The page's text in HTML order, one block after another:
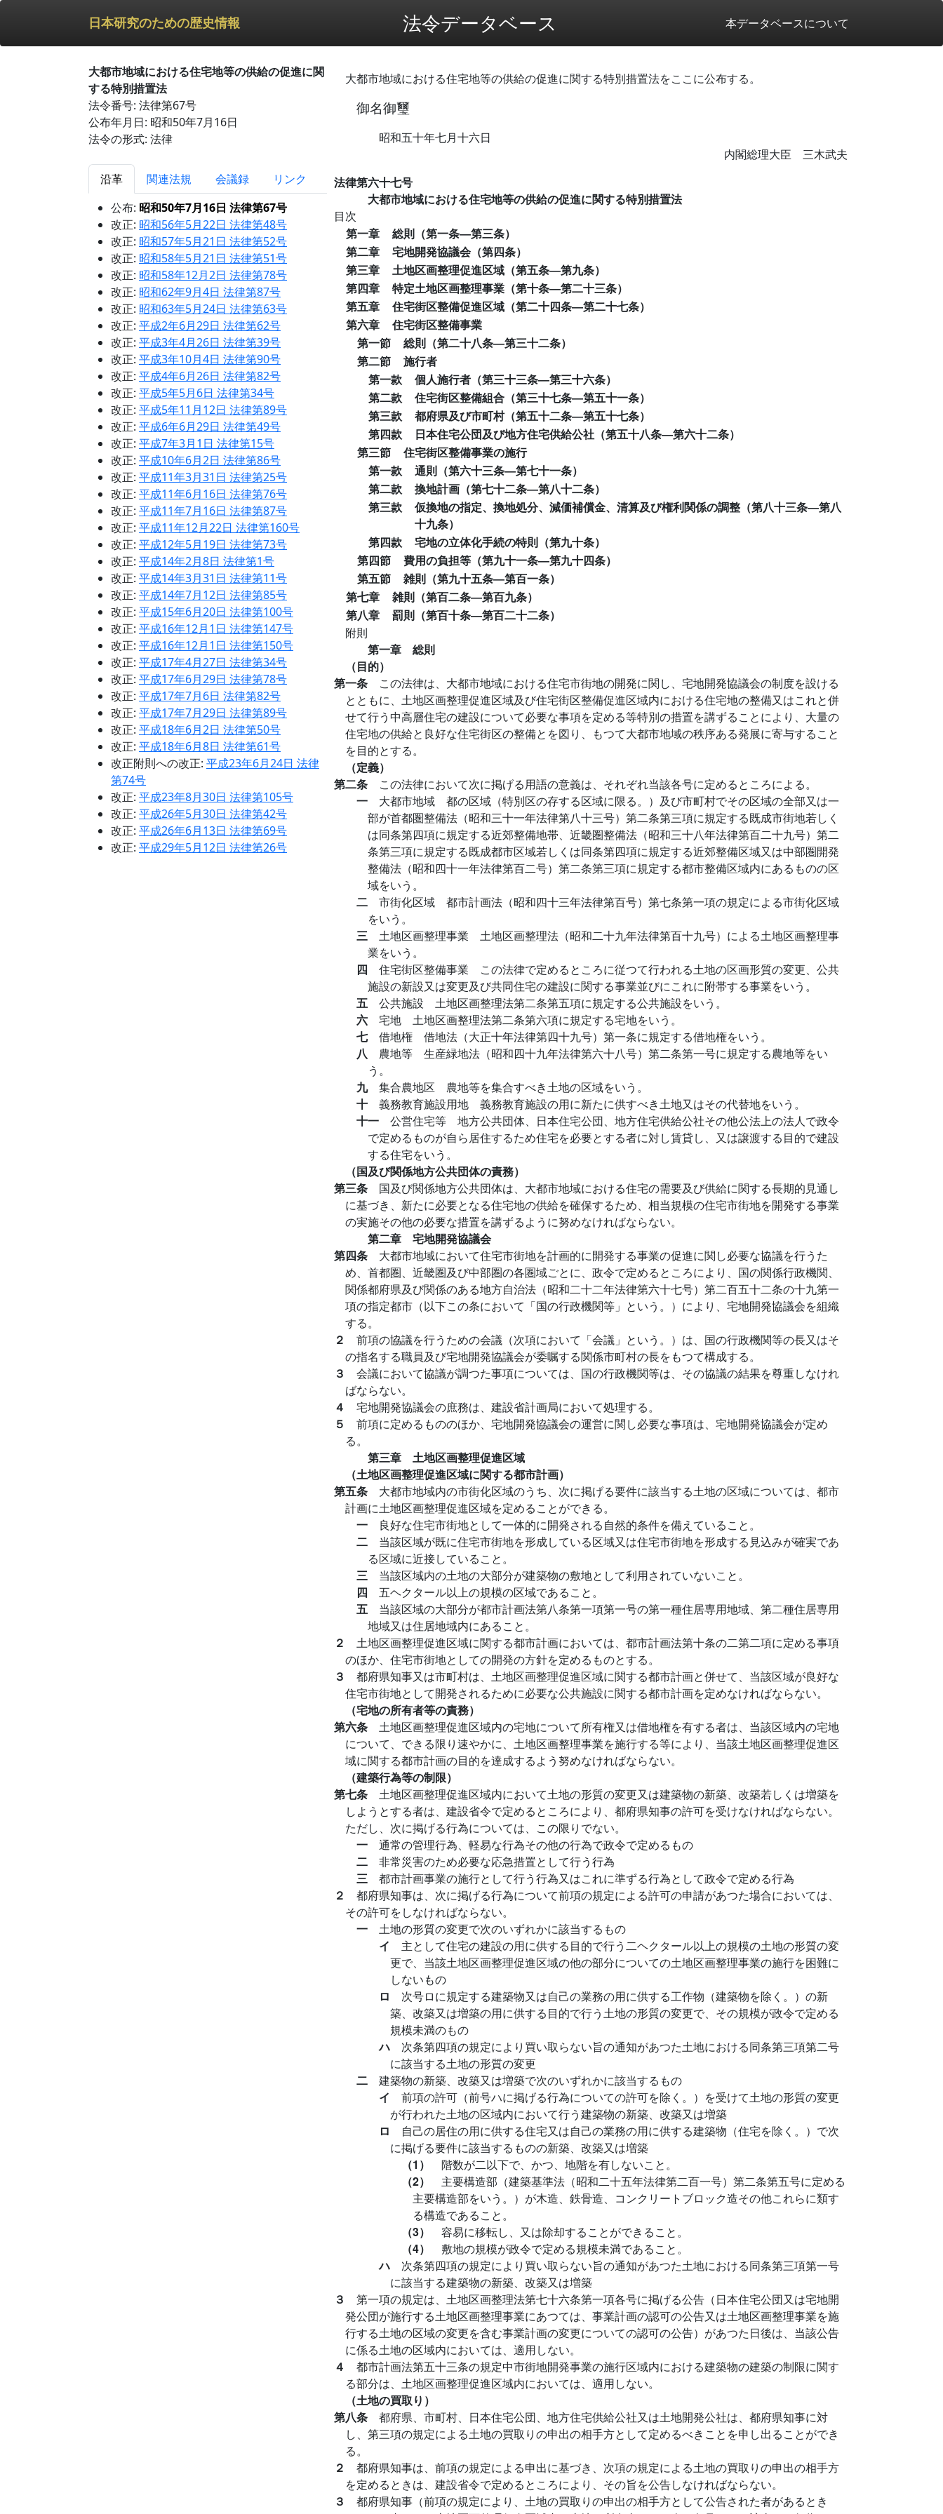
日本研究のための歴史情報 法令データベース 本データベースについて
大都市地域における住宅地等の供給の促進に関
する特別措置法
法令番号: 法律第67号
公布年月日: 昭和50年7月16日
法令の形式: 法律
沿革 関連法規 会議録
リンク
公布: 昭和50年7月16日 法律第67号
改正: 昭和56年5月22日 法律第48号
改正: 昭和57年5月21日 法律第52号
改正: 昭和58年5月21日 法律第51号
改正: 昭和58年12月2日 法律第78号
改正: 昭和62年9月4日 法律第87号
改正: 昭和63年5月24日 法律第63号
改正: 平成2年6月29日 法律第62号
改正: 平成3年4月26日 法律第39号
改正: 平成3年10月4日 法律第90号
改正: 平成4年6月26日 法律第82号
改正: 平成5年5月6日 法律第34号
改正: 平成5年11月12日 法律第89号
改正: 平成6年6月29日 法律第49号
改正: 平成7年3月1日 法律第15号
改正: 平成10年6月2日 法律第86号
改正: 平成11年3月31日 法律第25号
改正: 平成11年6月16日 法律第76号
改正: 平成11年7月16日 法律第87号
改正: 平成11年12月22日 法律第160号
改正: 平成12年5月19日 法律第73号
改正: 平成14年2月8日 法律第1号
改正: 平成14年3月31日 法律第11号
改正: 平成14年7月12日 法律第85号
改正: 平成15年6月20日 法律第100号
改正: 平成16年12月1日 法律第147号
改正: 平成16年12月1日 法律第150号
改正: 平成17年4月27日 法律第34号
改正: 平成17年6月29日 法律第78号
改正: 平成17年7月6日 法律第82号
改正: 平成17年7月29日 法律第89号
改正: 平成18年6月2日 法律第50号
改正: 平成18年6月8日 法律第61号
改正附則への改正: 平成23年6月24日 法律
第74号
改正: 平成23年8月30日 法律第105号
改正: 平成26年5月30日 法律第42号
改正: 平成26年6月13日 法律第69号
改正: 平成29年5月12日 法律第26号
大都市地域における住宅地等の供給の促進に関する特別措置法をここに公布する。
御名御璽
昭和五十年七月十六日
内閣総理大臣 三木武夫
法律第六十七号
大都市地域における住宅地等の供給の促進に関する特別措置法
目次
第一章
総則（第一条―第三条）
第二章
宅地開発協議会（第四条）
第三章
土地区画整理促進区域（第五条―第九条）
第四章
特定土地区画整理事業（第十条―第二十三条）
第五章
住宅街区整備促進区域（第二十四条―第二十七条）
第六章
住宅街区整備事業
第一節
総則（第二十八条―第三十二条）
第二節
施行者
第一款
個人施行者（第三十三条―第三十六条）
第二款
住宅街区整備組合（第三十七条―第五十一条）
第三款
都府県及び市町村（第五十二条―第五十七条）
第四款
日本住宅公団及び地方住宅供給公社（第五十八条―第六十二条）
第三節
住宅街区整備事業の施行
第一款
通則（第六十三条―第七十一条）
第二款
換地計画（第七十二条―第八十二条）
第三款
仮換地の指定、換地処分、減価補償金、清算及び権利関係の調整（第八十三条―第八
十九条）
第四款
宅地の立体化手続の特則（第九十条）
第四節
費用の負担等（第九十一条―第九十四条）
第五節
雑則（第九十五条―第百一条）
第七章
雑則（第百二条―第百九条）
第八章
罰則（第百十条―第百二十二条）
附則
第一章 総則
（目的）
第一条 この法律は、大都市地域における住宅市街地の開発に関し、宅地開発協議会の制度を設ける
とともに、土地区画整理促進区域及び住宅街区整備促進区域内における住宅地の整備又はこれと併
せて行う中高層住宅の建設について必要な事項を定める等特別の措置を講ずることにより、大量の
住宅地の供給と良好な住宅街区の整備とを図り、もつて大都市地域の秩序ある発展に寄与すること
を目的とする。
（定義）
第二条 この法律において次に掲げる用語の意義は、それぞれ当該各号に定めるところによる。
一 大都市地域 都の区域（特別区の存する区域に限る。）及び市町村でその区域の全部又は一
部が首都圏整備法（昭和三十一年法律第八十三号）第二条第三項に規定する既成市街地若しく
は同条第四項に規定する近郊整備地帯、近畿圏整備法（昭和三十八年法律第百二十九号）第二
条第三項に規定する既成都市区域若しくは同条第四項に規定する近郊整備区域又は中部圏開発
整備法（昭和四十一年法律第百二号）第二条第三項に規定する都市整備区域内にあるものの区
域をいう。
二 市街化区域 都市計画法（昭和四十三年法律第百号）第七条第一項の規定による市街化区域
をいう。
三 土地区画整理事業 土地区画整理法（昭和二十九年法律第百十九号）による土地区画整理事
業をいう。
四 住宅街区整備事業 この法律で定めるところに従つて行われる土地の区画形質の変更、公共
施設の新設又は変更及び共同住宅の建設に関する事業並びにこれに附帯する事業をいう。
五 公共施設 土地区画整理法第二条第五項に規定する公共施設をいう。
六 宅地 土地区画整理法第二条第六項に規定する宅地をいう。
七 借地権 借地法（大正十年法律第四十九号）第一条に規定する借地権をいう。
八 農地等 生産緑地法（昭和四十九年法律第六十八号）第二条第一号に規定する農地等をい
う。
九 集合農地区 農地等を集合すべき土地の区域をいう。
十 義務教育施設用地 義務教育施設の用に新たに供すべき土地又はその代替地をいう。
十一 公営住宅等 地方公共団体、日本住宅公団、地方住宅供給公社その他公法上の法人で政令
で定めるものが自ら居住するため住宅を必要とする者に対し賃貸し、又は譲渡する目的で建設
する住宅をいう。
（国及び関係地方公共団体の責務）
第三条 国及び関係地方公共団体は、大都市地域における住宅の需要及び供給に関する長期的見通し
に基づき、新たに必要となる住宅地の供給を確保するため、相当規模の住宅市街地を開発する事業
の実施その他の必要な措置を講ずるように努めなければならない。
第二章 宅地開発協議会
第四条 大都市地域において住宅市街地を計画的に開発する事業の促進に関し必要な協議を行うた
め、首都圏、近畿圏及び中部圏の各圏域ごとに、政令で定めるところにより、国の関係行政機関、
関係都府県及び関係のある地方自治法（昭和二十二年法律第六十七号）第二百五十二条の十九第一
項の指定都市（以下この条において「国の行政機関等」という。）により、宅地開発協議会を組織
する。
２ 前項の協議を行うための会議（次項において「会議」という。）は、国の行政機関等の長又はそ
の指名する職員及び宅地開発協議会が委嘱する関係市町村の長をもつて構成する。
３ 会議において協議が調つた事項については、国の行政機関等は、その協議の結果を尊重しなけれ
ばならない。
４ 宅地開発協議会の庶務は、建設省計画局において処理する。
５ 前項に定めるもののほか、宅地開発協議会の運営に関し必要な事項は、宅地開発協議会が定め
る。
第三章 土地区画整理促進区域
（土地区画整理促進区域に関する都市計画）
第五条 大都市地域内の市街化区域のうち、次に掲げる要件に該当する土地の区域については、都市
計画に土地区画整理促進区域を定めることができる。
一 良好な住宅市街地として一体的に開発される自然的条件を備えていること。
二 当該区域が既に住宅市街地を形成している区域又は住宅市街地を形成する見込みが確実であ
る区域に近接していること。
三 当該区域内の土地の大部分が建築物の敷地として利用されていないこと。
四 五ヘクタール以上の規模の区域であること。
五 当該区域の大部分が都市計画法第八条第一項第一号の第一種住居専用地域、第二種住居専用
地域又は住居地域内にあること。
２ 土地区画整理促進区域に関する都市計画においては、都市計画法第十条の二第二項に定める事項
のほか、住宅市街地としての開発の方針を定めるものとする。
３ 都府県知事又は市町村は、土地区画整理促進区域に関する都市計画と併せて、当該区域が良好な
住宅市街地として開発されるために必要な公共施設に関する都市計画を定めなければならない。
（宅地の所有者等の責務）
第六条 土地区画整理促進区域内の宅地について所有権又は借地権を有する者は、当該区域内の宅地
について、できる限り速やかに、土地区画整理事業を施行する等により、当該土地区画整理促進区
域に関する都市計画の目的を達成するよう努めなければならない。
（建築行為等の制限）
第七条 土地区画整理促進区域内において土地の形質の変更又は建築物の新築、改築若しくは増築を
しようとする者は、建設省令で定めるところにより、都府県知事の許可を受けなければならない。
ただし、次に掲げる行為については、この限りでない。
一 通常の管理行為、軽易な行為その他の行為で政令で定めるもの
二 非常災害のため必要な応急措置として行う行為
三 都市計画事業の施行として行う行為又はこれに準ずる行為として政令で定める行為
２ 都府県知事は、次に掲げる行為について前項の規定による許可の申請があつた場合においては、
その許可をしなければならない。
一 土地の形質の変更で次のいずれかに該当するもの
イ 主として住宅の建設の用に供する目的で行う二ヘクタール以上の規模の土地の形質の変
更で、当該土地区画整理促進区域の他の部分についての土地区画整理事業の施行を困難に
しないもの
ロ 次号ロに規定する建築物又は自己の業務の用に供する工作物（建築物を除く。）の新
築、改築又は増築の用に供する目的で行う土地の形質の変更で、その規模が政令で定める
規模未満のもの
ハ 次条第四項の規定により買い取らない旨の通知があつた土地における同条第三項第二号
に該当する土地の形質の変更
二 建築物の新築、改築又は増築で次のいずれかに該当するもの
イ 前項の許可（前号ハに掲げる行為についての許可を除く。）を受けて土地の形質の変更
が行われた土地の区域内において行う建築物の新築、改築又は増築
ロ 自己の居住の用に供する住宅又は自己の業務の用に供する建築物（住宅を除く。）で次
に掲げる要件に該当するものの新築、改築又は増築
（1） 階数が二以下で、かつ、地階を有しないこと。
（2） 主要構造部（建築基準法（昭和二十五年法律第二百一号）第二条第五号に定める
主要構造部をいう。）が木造、鉄骨造、コンクリートブロック造その他これらに類す
る構造であること。
（3） 容易に移転し、又は除却することができること。
（4） 敷地の規模が政令で定める規模未満であること。
ハ 次条第四項の規定により買い取らない旨の通知があつた土地における同条第三項第一号
に該当する建築物の新築、改築又は増築
３ 第一項の規定は、土地区画整理法第七十六条第一項各号に掲げる公告（日本住宅公団又は宅地開
発公団が施行する土地区画整理事業にあつては、事業計画の認可の公告又は土地区画整理事業を施
行する土地の区域の変更を含む事業計画の変更についての認可の公告）があつた日後は、当該公告
に係る土地の区域内においては、適用しない。
４ 都市計画法第五十三条の規定中市街地開発事業の施行区域内における建築物の建築の制限に関す
る部分は、土地区画整理促進区域内においては、適用しない。
（土地の買取り）
第八条 都府県、市町村、日本住宅公団、地方住宅供給公社又は土地開発公社は、都府県知事に対
し、第三項の規定による土地の買取りの申出の相手方として定めるべきことを申し出ることができ
る。
２ 都府県知事は、前項の規定による申出に基づき、次項の規定による土地の買取りの申出の相手方
を定めるときは、建設省令で定めるところにより、その旨を公告しなければならない。
３ 都府県知事（前項の規定により、土地の買取りの申出の相手方として公告された者があるとき